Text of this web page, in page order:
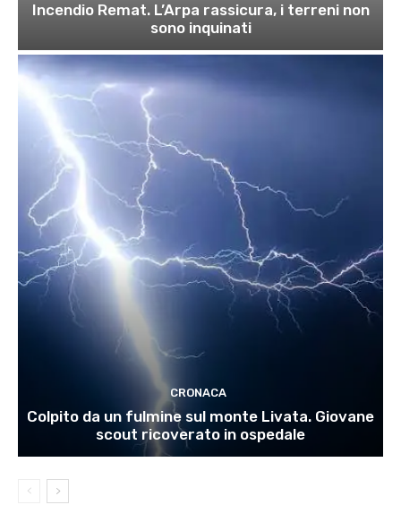
Incendio Remat. L’Arpa rassicura, i terreni non
sono inquinati
CRONACA
Colpito da un fulmine sul monte Livata. Giovane
scout ricoverato in ospedale